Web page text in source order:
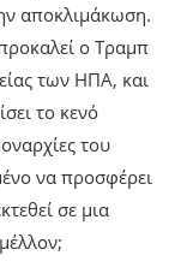
αποκλιμάκωση.
ο Τραμπ
των ΗΠΑ, και
το κενό
του
να προσφέρει
σε μια